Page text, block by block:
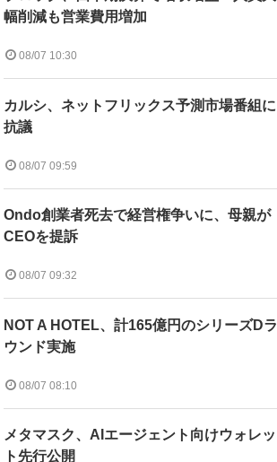
幅削減も営業費用増加
08/07 10:30
カルシ、ネットフリックス予測市場番組に
抗議
08/07 09:59
Ondo創業者死去で経営権争いに、母親が
CEOを提訴
08/07 09:32
NOT A HOTEL、計165億円のシリーズDラ
ウンド実施
08/07 08:10
メタマスク、AIエージェント向けウォレッ
ト先行公開